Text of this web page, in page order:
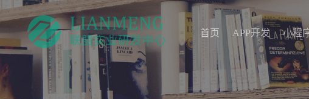
小程
小程
APP开发
APP开发
首页